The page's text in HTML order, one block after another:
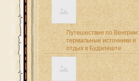
Путешествие по Венгрии:
термальные источники и
отдых в Будапеште